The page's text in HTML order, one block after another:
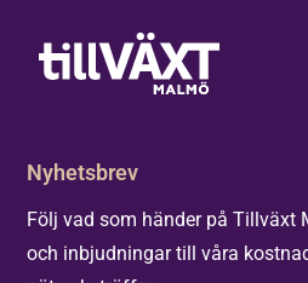
Nyhetsbrev
Följ vad som händer på Tillväxt
och inbjudningar till våra